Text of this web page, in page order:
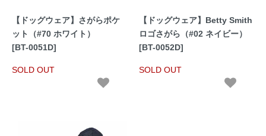
【ドッグウェア】さがらポケ
ット（#70 ホワイト）
[BT-0051D]
SOLD OUT
【ドッグウェア】Betty Smith
ロゴさがら（#02 ネイビー）
[BT-0052D]
SOLD OUT